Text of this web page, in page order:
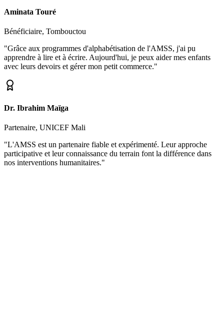
Aminata Touré
Bénéficiaire, Tombouctou
"Grâce aux programmes d'alphabétisation de l'AMSS, j'ai pu
apprendre à lire et à écrire. Aujourd'hui, je peux aider mes enfants
avec leurs devoirs et gérer mon petit commerce."
Dr. Ibrahim Maïga
Partenaire, UNICEF Mali
"L'AMSS est un partenaire fiable et expérimenté. Leur approche
participative et leur connaissance du terrain font la différence dans
nos interventions humanitaires."